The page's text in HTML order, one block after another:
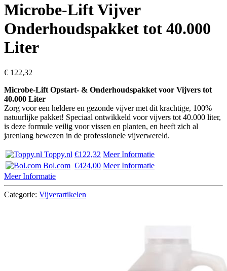
Microbe-Lift Vijver
Onderhoudspakket tot 40.000
Liter
€ 122,32
Microbe-Lift Opstart- & Onderhoudspakket voor Vijvers tot
40.000 Liter
Zorg voor een heldere en gezonde vijver met dit krachtige, 100%
natuurlijke pakket! Speciaal ontwikkeld voor vijvers tot 40.000 liter,
is deze formule veilig voor vissen en planten, en heeft zich al
jarenlang bewezen in de professionele vijverwereld.
Toppy.nl €122,32 Meer Informatie
Bol.com €424,00 Meer Informatie
Meer Informatie
Categorie: Vijverartikelen